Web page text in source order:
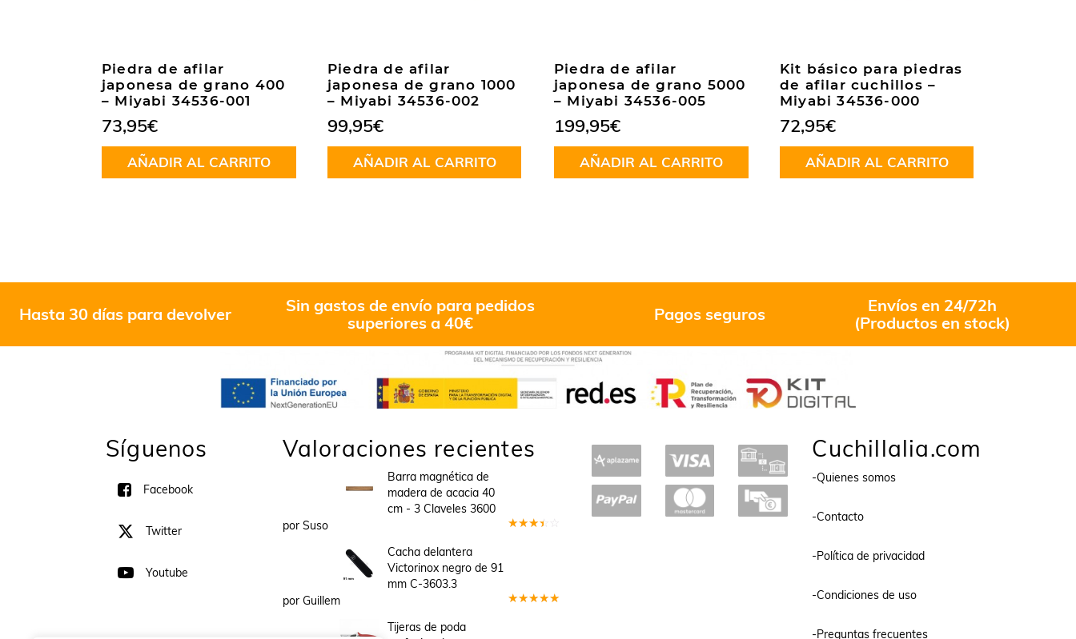
Piedra de afilar
japonesa de grano 400
– Miyabi 34536-001
73,95€
AÑADIR AL CARRITO
Piedra de afilar
japonesa de grano 1000
– Miyabi 34536-002
99,95€
AÑADIR AL CARRITO
Piedra de afilar
japonesa de grano 5000
– Miyabi 34536-005
199,95€
AÑADIR AL CARRITO
Kit básico para piedras
de afilar cuchillos –
Miyabi 34536-000
72,95€
AÑADIR AL CARRITO
Hasta 30 días para devolver
Sin gastos de envío para pedidos
superiores a 40€
Pagos seguros
Envíos en 24/72h
(Productos en stock)
Síguenos
Facebook
Twitter
Youtube
Valoraciones recientes
Barra magnética de
madera de acacia 40
cm - 3 Claveles 3600
por Suso
Cacha delantera
Victorinox negro de 91
mm C-3603.3
por Guillem
Tijeras de poda
Cuchillalia.com
-Quienes somos
-Contacto
-Política de privacidad
-Condiciones de uso
-Preguntas frecuentes